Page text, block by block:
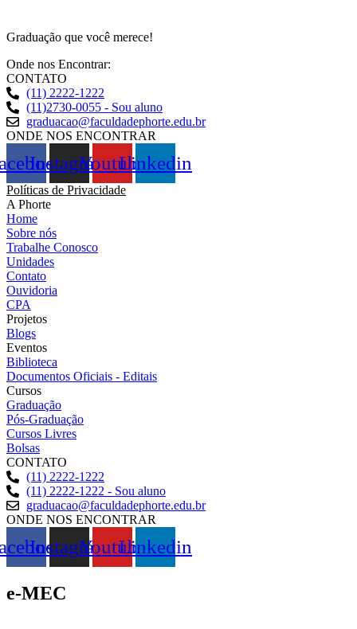
Graduação que você merece!
Onde nos Encontrar:
CONTATO
(11) 2222-1222
(11)2730-0055 - Sou aluno
graduacao@faculdadephorte.edu.br
ONDE NOS ENCONTRAR
InstagramYoutubeLinkedin
Políticas de Privacidade
A Phorte
Home
Sobre nós
Trabalhe Conosco
Unidades
Contato
Ouvidoria
CPA
Projetos
Blogs
Eventos
Biblioteca
Documentos Oficiais - Editais
Cursos
Graduação
Pós-Graduação
Cursos Livres
Bolsas
CONTATO
(11) 2222-1222
(11) 2222-1222 - Sou aluno
graduacao@faculdadephorte.edu.br
ONDE NOS ENCONTRAR
InstagramYoutubeLinkedin
e-MEC